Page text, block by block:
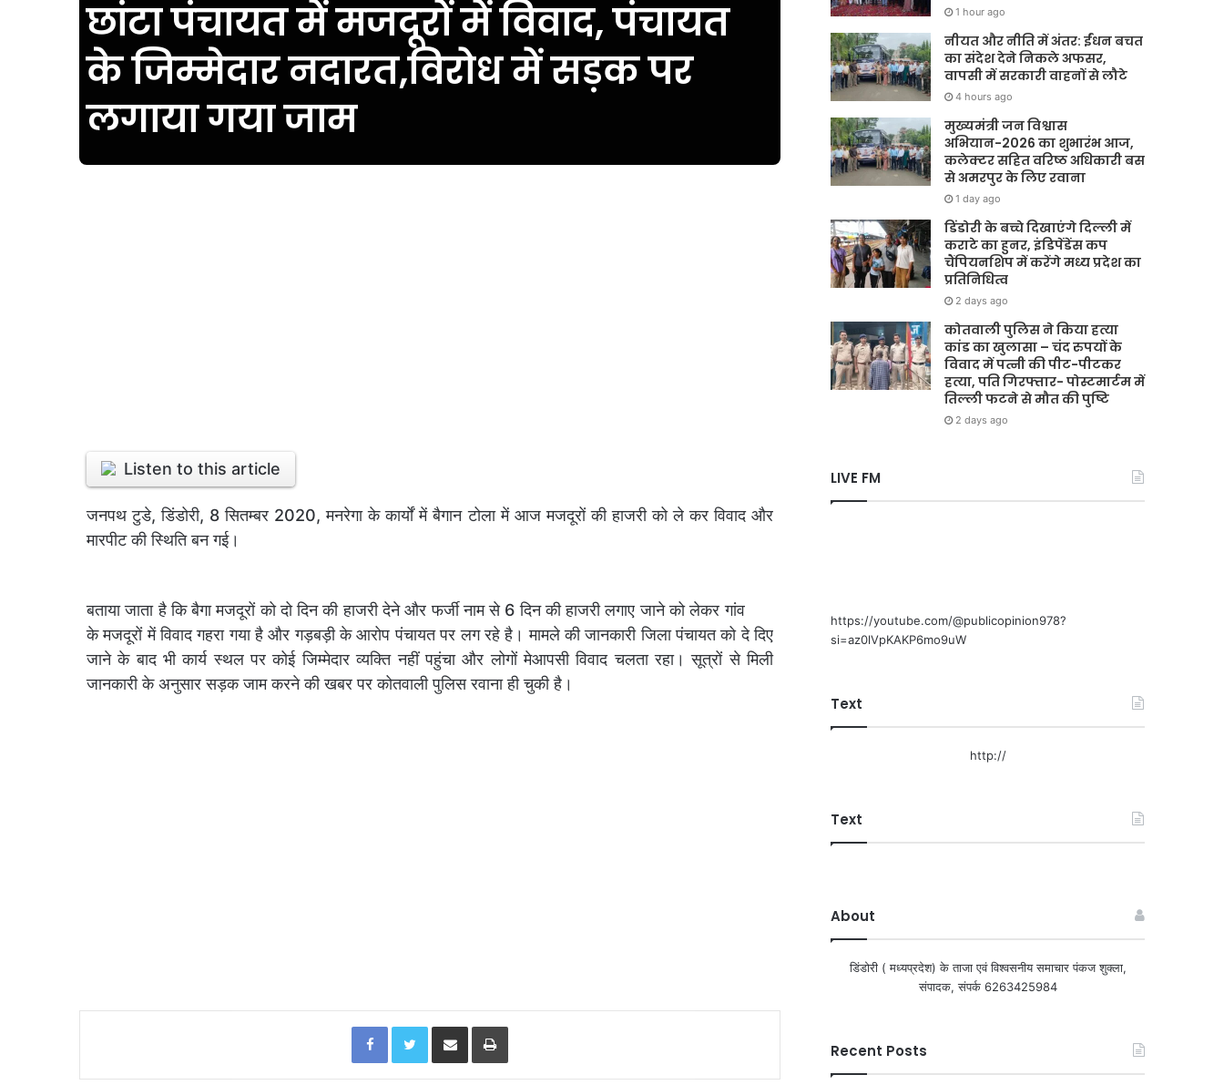
छांटा पंचायत में मजदूरों में विवाद, पंचायत
के जिम्मेदार नदारत,विरोध में सड़क पर
लगाया गया जाम
Listen to this article
जनपथ टुडे, डिंडोरी, 8 सितम्बर 2020, मनरेगा के कार्यों में बैगान टोला में आज मजदूरों की हाजरी को ले कर विवाद और
मारपीट की स्थिति बन गई।
बताया जाता है कि बैगा मजदूरों को दो दिन की हाजरी देने और फर्जी नाम से 6 दिन की हाजरी लगाए जाने को लेकर गांव
के मजदूरों में विवाद गहरा गया है और गड़बड़ी के आरोप पंचायत पर लग रहे है। मामले की जानकारी जिला पंचायत को दे दिए
जाने के बाद भी कार्य स्थल पर कोई जिम्मेदार व्यक्ति नहीं पहुंचा और लोगों मेआपसी विवाद चलता रहा। सूत्रों से मिली
जानकारी के अनुसार सड़क जाम करने की खबर पर कोतवाली पुलिस रवाना ही चुकी है।
Facebook Twitter
1 hour ago
नीयत और नीति में अंतर: ईंधन बचत
का संदेश देने निकले अफसर,
वापसी में सरकारी वाहनों से लौटे
4 hours ago
मुख्यमंत्री जन विश्वास
अभियान-2026 का शुभारंभ आज,
कलेक्टर सहित वरिष्ठ अधिकारी बस
से अमरपुर के लिए रवाना
1 day ago
डिंडोरी के बच्चे दिखाएंगे दिल्ली में
कराटे का हुनर, इंडिपेंडेंस कप
चैंपियनशिप में करेंगे मध्य प्रदेश का
प्रतिनिधित्व
2 days ago
कोतवाली पुलिस ने किया हत्या
कांड का खुलासा – चंद रुपयों के
विवाद में पत्नी की पीट-पीटकर
हत्या, पति गिरफ्तार- पोस्टमार्टम में
तिल्ली फटने से मौत की पुष्टि
2 days ago
LIVE FM
https://youtube.com/@publicopinion978?
si=az0lVpKAKP6mo9uW
Text
http://
Text
About
डिंडोरी ( मध्यप्रदेश) के ताजा एवं विश्वसनीय समाचार पंकज शुक्ला,
संपादक, संपर्क 6263425984
Recent Posts